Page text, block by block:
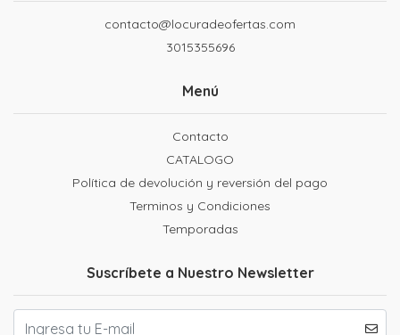
contacto@locuradeofertas.com
3015355696
Menú
Contacto
CATALOGO
Política de devolución y reversión del pago
Terminos y Condiciones
Temporadas
Suscríbete a Nuestro Newsletter